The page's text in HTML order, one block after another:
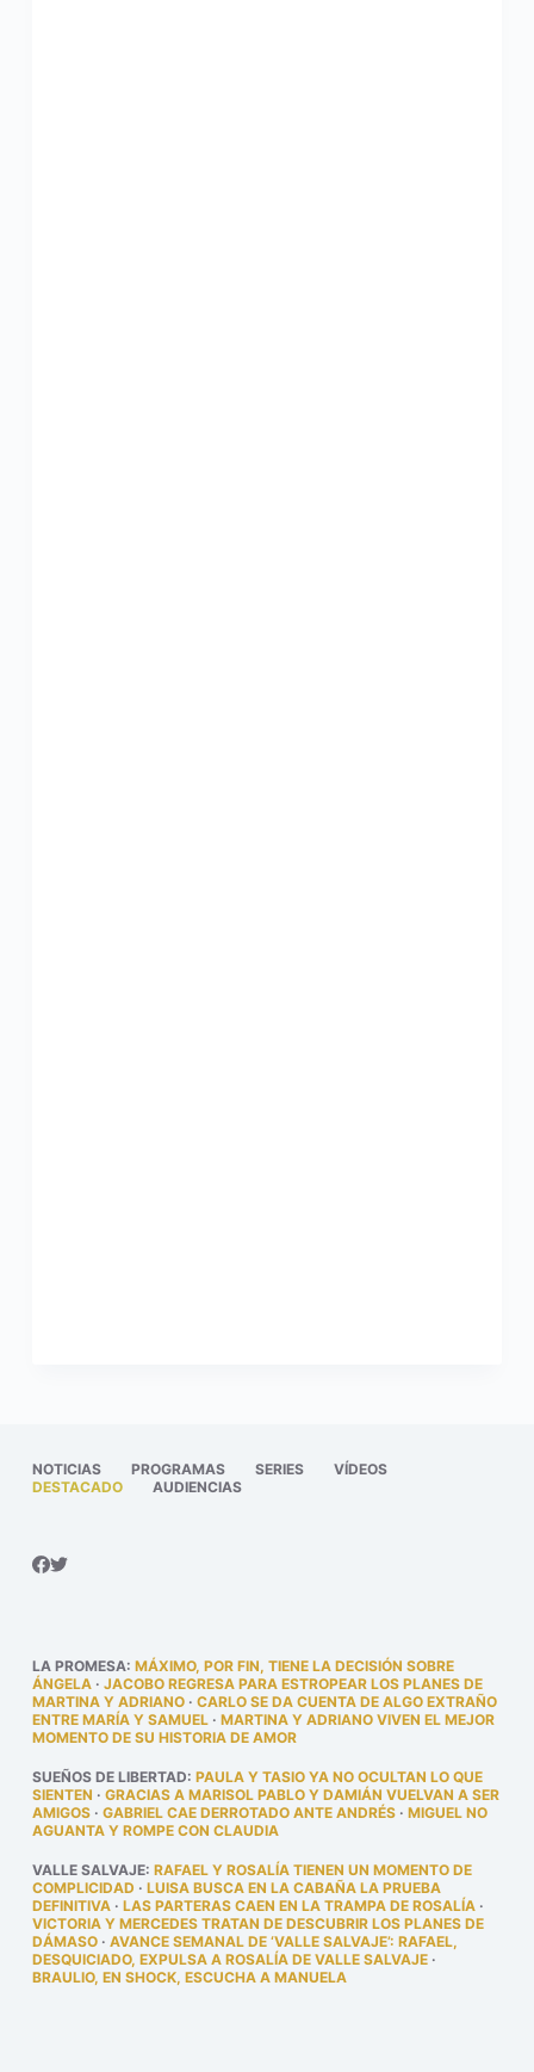
NOTICIAS PROGRAMAS SERIES
VÍDEOS
DESTACADO
AUDIENCIAS
LA PROMESA: MÁXIMO, POR FIN, TIENE LA DECISIÓN SOBRE
ÁNGELA· JACOBO REGRESA PARA ESTROPEAR LOS PLANES DE
MARTINA Y ADRIANO· CARLO SE DA CUENTA DE ALGO EXTRAÑO
ENTRE MARÍA Y SAMUEL· MARTINA Y ADRIANO VIVEN EL MEJOR
MOMENTO DE SU HISTORIA DE AMOR
SUEÑOS DE LIBERTAD: PAULA Y TASIO YA NO OCULTAN LO QUE
SIENTEN · GRACIAS A MARISOL PABLO Y DAMIÁN VUELVAN A SER
AMIGOS· GABRIEL CAE DERROTADO ANTE ANDRÉS· MIGUEL NO
AGUANTA Y ROMPE CON CLAUDIA
VALLE SALVAJE: RAFAEL Y ROSALÍA TIENEN UN MOMENTO DE
COMPLICIDAD · LUISA BUSCA EN LA CABAÑA LA PRUEBA
DEFINITIVA· LAS PARTERAS CAEN EN LA TRAMPA DE ROSALÍA·
VICTORIA Y MERCEDES TRATAN DE DESCUBRIR LOS PLANES DE
DÁMASO· AVANCE SEMANAL DE ‘VALLE SALVAJE’: RAFAEL,
DESQUICIADO, EXPULSA A ROSALÍA DE VALLE SALVAJE·
BRAULIO, EN SHOCK, ESCUCHA A MANUELA